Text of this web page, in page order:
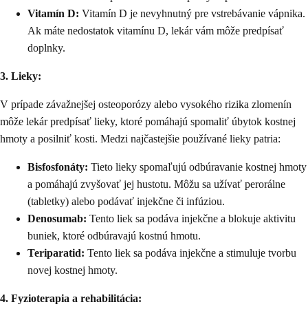
Vitamín D: Vitamín D je nevyhnutný pre vstrebávanie vápnika.
Ak máte nedostatok vitamínu D, lekár vám môže predpísať
doplnky.
3. Lieky:
V prípade závažnejšej osteoporózy alebo vysokého rizika zlomenín
môže lekár predpísať lieky, ktoré pomáhajú spomaliť úbytok kostnej
hmoty a posilniť kosti. Medzi najčastejšie používané lieky patria:
Bisfosfonáty: Tieto lieky spomaľujú odbúravanie kostnej hmoty
a pomáhajú zvyšovať jej hustotu. Môžu sa užívať perorálne
(tabletky) alebo podávať injekčne či infúziou.
Denosumab: Tento liek sa podáva injekčne a blokuje aktivitu
buniek, ktoré odbúravajú kostnú hmotu.
Teriparatid: Tento liek sa podáva injekčne a stimuluje tvorbu
novej kostnej hmoty.
4. Fyzioterapia a rehabilitácia: